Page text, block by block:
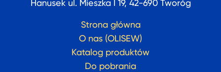
Hanusek ul. Mieszka I 19, 42-690 Tworóg
Strona główna
O nas (OLISEW)
Katalog produktów
Do pobrania